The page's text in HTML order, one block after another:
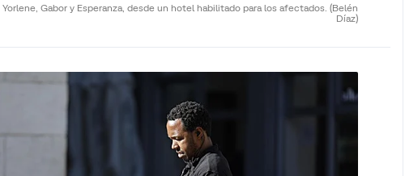
Yorlene, Gabor y Esperanza, desde un hotel habilitado para los afectados. (Belén
Díaz)